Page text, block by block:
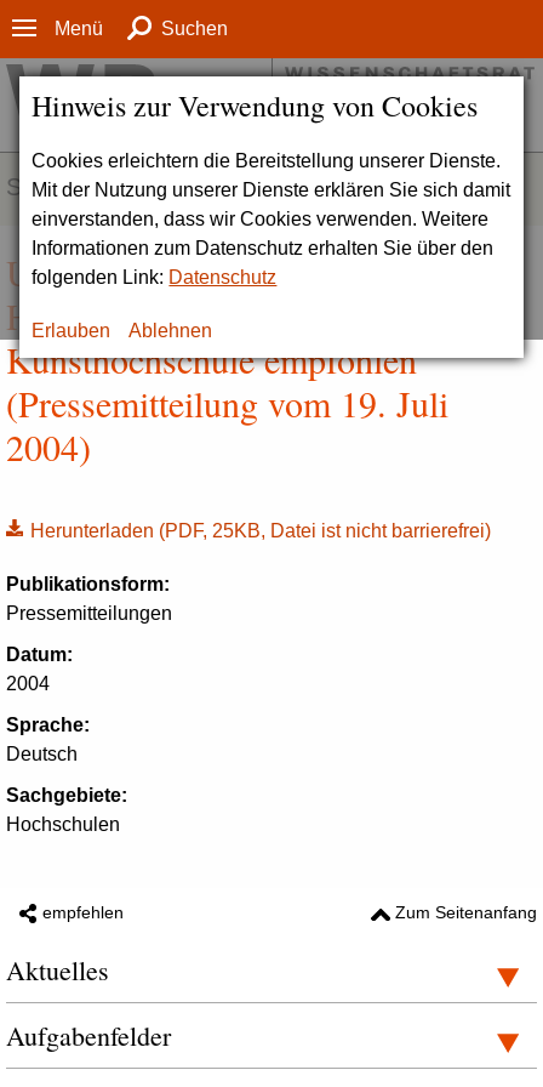
Hinweis zur Verwendung von Cookies
Cookies erleichtern die Bereitstellung unserer Dienste.
Mit der Nutzung unserer Dienste erklären Sie sich damit
einverstanden, dass wir Cookies verwenden. Weitere
Informationen zum Datenschutz erhalten Sie über den
folgenden Link: Datenschutz
Erlauben Ablehnen
Menü Suchen
SERVICE
Umwandlung der Muthesius-
Hochschule in Kiel in eine
Kunsthochschule empfohlen
(Pressemitteilung vom 19. Juli
2004)
Herunterladen (PDF, 25KB, Datei ist nicht barrierefrei)
Publikationsform:
Pressemitteilungen
Datum:
2004
Sprache:
Deutsch
Sachgebiete:
Hochschulen
empfehlen Zum Seitenanfang
Aktuelles
Aufgabenfelder